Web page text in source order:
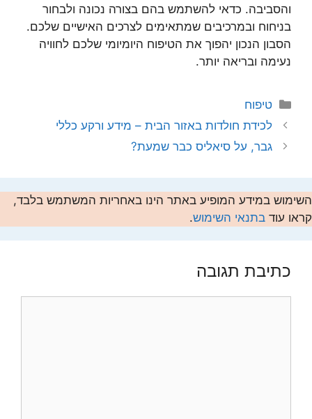
והסביבה. כדאי להשתמש בהם בצורה נכונה ולבחור
בניחוח ובמרכיבים שמתאימים לצרכים האישיים שלכם.
הסבון הנכון יהפוך את הטיפוח היומיומי שלכם לחוויה
נעימה ובריאה יותר.
קטגוריות
טיפוח
לכידת חולדות באזור הבית – מידע ורקע כללי
גבר, על סיאליס כבר שמעת?
השימוש במידע המופיע באתר הינו באחריות המשתמש בלבד,
קראו עוד בתנאי השימוש.
כתיבת תגובה